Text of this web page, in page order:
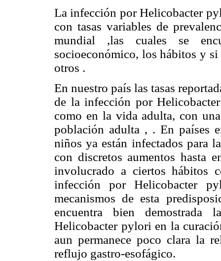
La infección por Helicobacter
con tasas variables de
mundial ,las cuales se
socioeconómico, los hábitos y
otros .
En nuestro país las tasas
de la infección por
como en la vida adulta, con
población adulta , . En países
niños ya están infectados para
con discretos aumentos hasta
involucrado a ciertos hábitos
infección por Helicobacter
mecanismos de esta
encuentra bien
Helicobacter pylori en la
aun permanece poco clara la
reflujo gastro-esofágico.